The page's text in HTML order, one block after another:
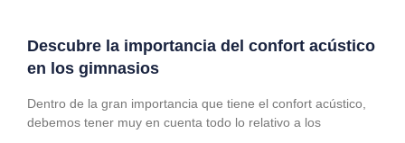
Descubre la importancia del confort acústico
en los gimnasios
Dentro de la gran importancia que tiene el confort acústico,
debemos tener muy en cuenta todo lo relativo a los